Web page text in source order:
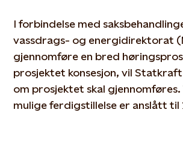
I forbindelse med
vassdrags- og energidirektorat
gjennomføre en bred
prosjektet konsesjon, vil
om prosjektet skal
mulige ferdigstillelse er anslått til